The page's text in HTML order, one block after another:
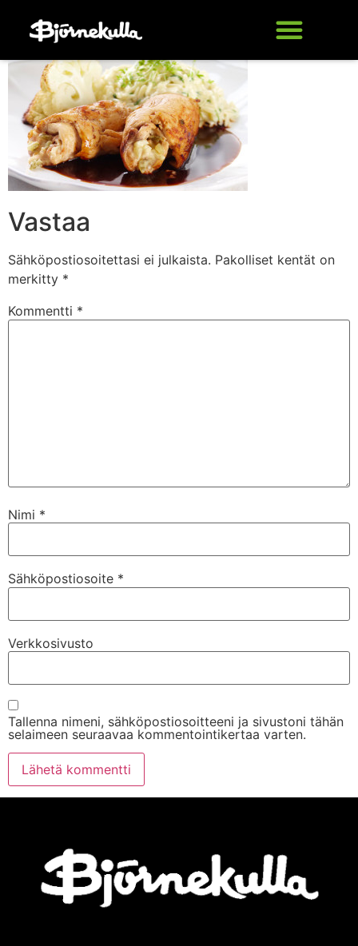
Vastaa
Sähköpostiosoitettasi ei julkaista. Pakolliset kentät on
merkitty *
Kommentti *
Nimi *
Sähköpostiosoite *
Verkkosivusto
Tallenna nimeni, sähköpostiosoitteeni ja sivustoni tähän
selaimeen seuraavaa kommentointikertaa varten.